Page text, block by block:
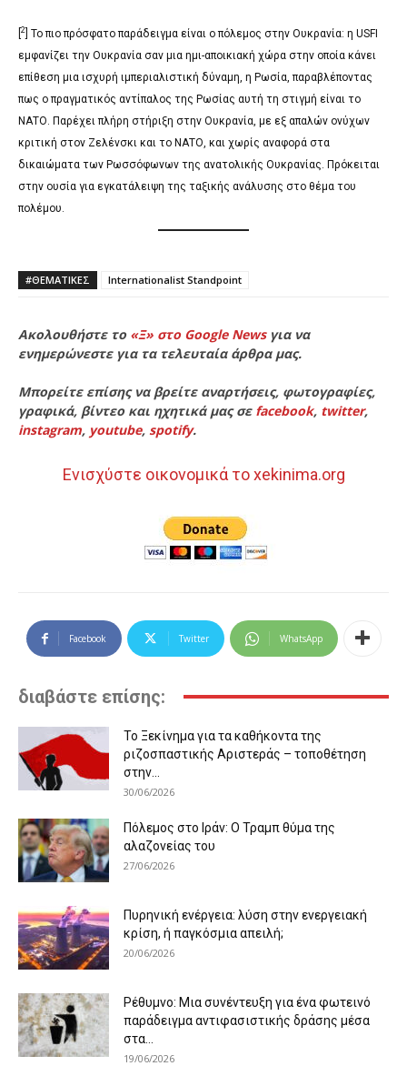
2 ] Το πιο πρόσφατο παράδειγμα είναι ο πόλεμος στην Ουκρανία: η USFI
εμφανίζει την Ουκρανία σαν μια ημι-αποικιακή χώρα στην οποία κάνει
επίθεση μια ισχυρή ιμπεριαλιστική δύναμη, η Ρωσία, παραβλέποντας
πως ο πραγματικός αντίπαλος της Ρωσίας αυτή τη στιγμή είναι το
ΝΑΤΟ. Παρέχει πλήρη στήριξη στην Ουκρανία, με εξ απαλών ονύχων
κριτική στον Ζελένσκι και το ΝΑΤΟ, και χωρίς αναφορά στα
δικαιώματα των Ρωσσόφωνων της ανατολικής Ουκρανίας. Πρόκειται
στην ουσία για εγκατάλειψη της ταξικής ανάλυσης στο θέμα του
πολέμου.
#ΘΕΜΑΤΙΚΈΣ Internationalist Standpoint
Ακολουθήστε το «Ξ» στο Google Newsγια να
ενημερώνεστε για τα τελευταία άρθρα μας.
Μπορείτε επίσης να βρείτε αναρτήσεις, φωτογραφίες,
γραφικά, βίντεο και ηχητικά μας σε facebook, twitter,
instagram, youtube, spotify.
Ενισχύστε οικονομικά το xekinima.org
Facebook Twitter WhatsApp
διαβάστε επίσης:
Το Ξεκίνημα για τα καθήκοντα της
ριζοσπαστικής Αριστεράς – τοποθέτηση
στην...
30/06/2026
Πόλεμος στο Ιράν: Ο Τραμπ θύμα της
αλαζονείας του
27/06/2026
Πυρηνική ενέργεια: λύση στην ενεργειακή
κρίση, ή παγκόσμια απειλή;
20/06/2026
Ρέθυμνο: Μια συνέντευξη για ένα φωτεινό
παράδειγμα αντιφασιστικής δράσης μέσα
στα...
19/06/2026